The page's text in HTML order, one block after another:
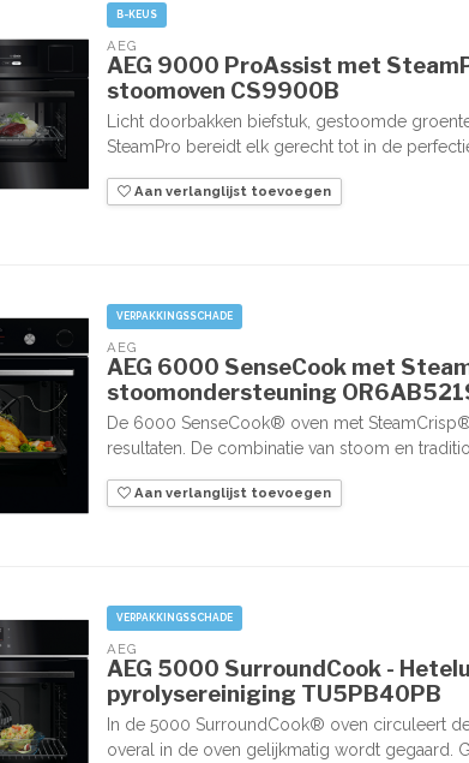
B-KEUS
AEG
AEG 9000 ProAssist met
stoomoven CS9900B
Licht doorbakken biefstuk, gestoomde
SteamPro bereidt elk gerecht tot in de
Aan verlanglijst toevoegen
VERPAKKINGSSCHADE
AEG
AEG 6000 SenseCook met
stoomondersteuning
De 6000 SenseCook® oven met
resultaten. De combinatie van stoom en
Aan verlanglijst toevoegen
VERPAKKINGSSCHADE
AEG
AEG 5000 SurroundCook -
pyrolysereiniging TU5PB40PB
In de 5000 SurroundCook® oven circuleert
overal in de oven gelijkmatig wordt gegaard.